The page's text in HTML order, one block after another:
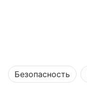
Безопасность